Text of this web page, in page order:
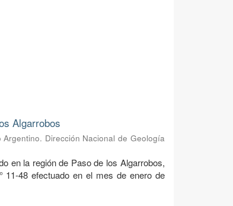
Algarrobos
Dirección Nacional de Geología
en la región de Paso de los Algarrobos,
11-48 efectuado en el mes de enero de